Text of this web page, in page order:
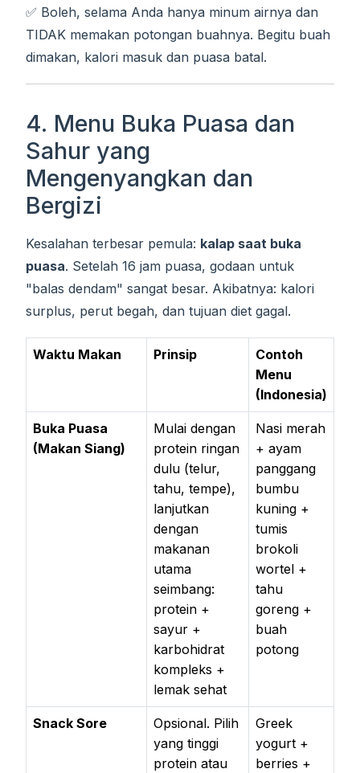
✅ Boleh, selama Anda hanya minum airnya dan
TIDAK memakan potongan buahnya. Begitu buah
dimakan, kalori masuk dan puasa batal.
4. Menu Buka Puasa dan
Sahur yang
Mengenyangkan dan
Bergizi
Kesalahan terbesar pemula: kalap saat buka
puasa. Setelah 16 jam puasa, godaan untuk
"balas dendam" sangat besar. Akibatnya: kalori
surplus, perut begah, dan tujuan diet gagal.
Waktu Makan Prinsip
Contoh
Menu
(Indonesia)
Buka Puasa
(Makan Siang)
Mulai dengan
protein ringan
dulu (telur,
tahu, tempe),
lanjutkan
dengan
makanan
utama
seimbang:
protein +
sayur +
karbohidrat
kompleks +
lemak sehat
Nasi merah
+ ayam
panggang
bumbu
kuning +
tumis
brokoli
wortel +
tahu
goreng +
buah
potong
Snack Sore
Opsional. Pilih
yang tinggi
protein atau
Greek
yogurt +
berries +